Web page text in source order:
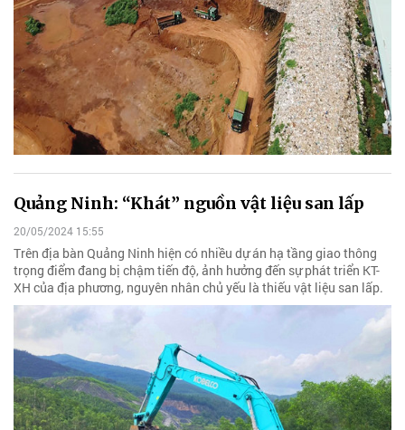
Quảng Ninh: “Khát” nguồn vật liệu san lấp
20/05/2024 15:55
Trên địa bàn Quảng Ninh hiện có nhiều dự án hạ tầng giao thông
trọng điểm đang bị chậm tiến độ, ảnh hưởng đến sự phát triển KT-
XH của địa phương, nguyên nhân chủ yếu là thiếu vật liệu san lấp.